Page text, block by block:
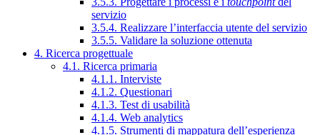
servizio
3.5.4. Realizzare l’interfaccia utente del servizio
3.5.5. Validare la soluzione ottenuta
4. Ricerca progettuale
4.1. Ricerca primaria
4.1.1. Interviste
4.1.2. Questionari
4.1.3. Test di usabilità
4.1.4. Web analytics
4.1.5. Strumenti di mappatura dell’esperienza